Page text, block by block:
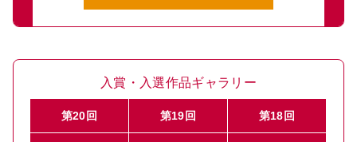
入賞・入選作品ギャラリー
第20回 第19回 第18回